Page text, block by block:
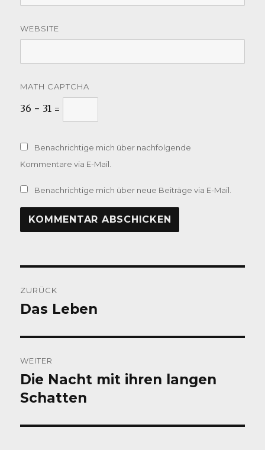
WEBSITE
MATH CAPTCHA
36 − 31 =
Benachrichtige mich über nachfolgende
Kommentare via E-Mail.
Benachrichtige mich über neue Beiträge via E-Mail.
ZURÜCK
Vorheriger
Das Leben
WEITER
Nächster
Beitrag:
Die Nacht mit ihren langen
Schatten